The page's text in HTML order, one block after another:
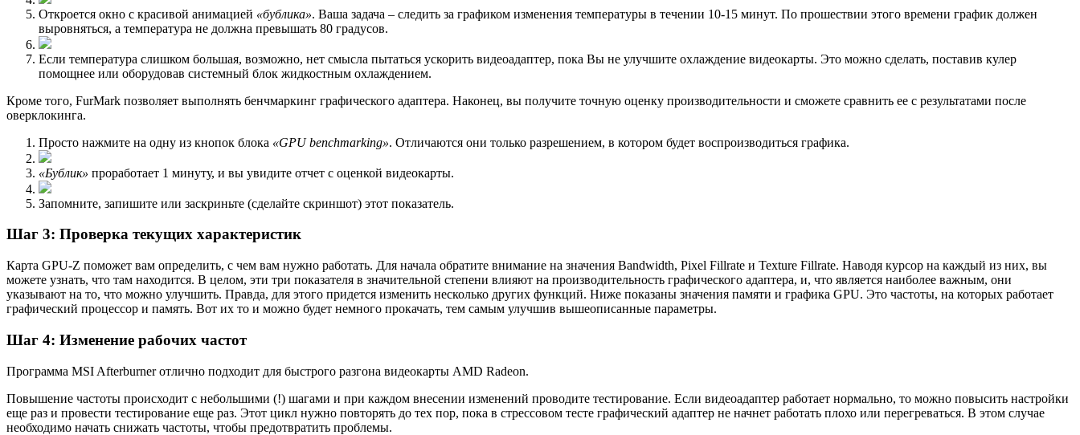
Откроется окно с красивой анимацией «бублика». Ваша задача – следить за графиком изменения температуры в течении 10-15 минут. По прошествии этого времени график должен
выровняться, а температура не должна превышать 80 градусов.
Если температура слишком большая, возможно, нет смысла пытаться ускорить видеоадаптер, пока Вы не улучшите охлаждение видеокарты. Это можно сделать, поставив кулер
помощнее или оборудовав системный блок жидкостным охлаждением.
Кроме того, FurMark позволяет выполнять бенчмаркинг графического адаптера. Наконец, вы получите точную оценку производительности и сможете сравнить ее с результатами после
оверклокинга.
Просто нажмите на одну из кнопок блока «GPU benchmarking». Отличаются они только разрешением, в котором будет воспроизводиться графика.
«Бублик» проработает 1 минуту, и вы увидите отчет с оценкой видеокарты.
Запомните, запишите или заскриньте (сделайте скриншот) этот показатель.
Шаг 3: Проверка текущих характеристик
Карта GPU-Z поможет вам определить, с чем вам нужно работать. Для начала обратите внимание на значения Bandwidth, Pixel Fillrate и Texture Fillrate. Наводя курсор на каждый из них, вы
можете узнать, что там находится. В целом, эти три показателя в значительной степени влияют на производительность графического адаптера, и, что является наиболее важным, они
указывают на то, что можно улучшить. Правда, для этого придется изменить несколько других функций. Ниже показаны значения памяти и графика GPU. Это частоты, на которых работает
графический процессор и память. Вот их то и можно будет немного прокачать, тем самым улучшив вышеописанные параметры.
Шаг 4: Изменение рабочих частот
Программа MSI Afterburner отлично подходит для быстрого разгона видеокарты AMD Radeon.
Повышение частоты происходит с небольшими (!) шагами и при каждом внесении изменений проводите тестирование. Если видеоадаптер работает нормально, то можно повысить настройки
еще раз и провести тестирование еще раз. Этот цикл нужно повторять до тех пор, пока в стрессовом тесте графический адаптер не начнет работать плохо или перегреваться. В этом случае
необходимо начать снижать частоты, чтобы предотвратить проблемы.